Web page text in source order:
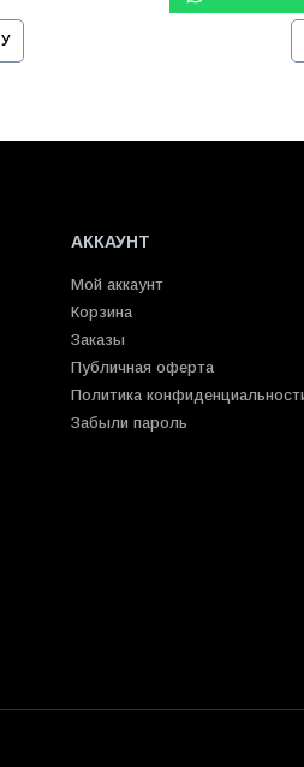
АККАУНТ
Мой аккаунт
Корзина
Заказы
Публичная оферта
Политика
Забыли пароль